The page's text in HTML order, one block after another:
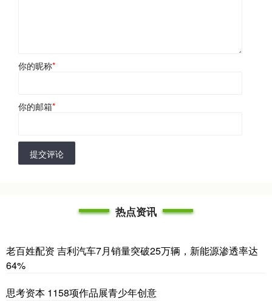
你的昵称*
你的邮箱*
提交评论
热点资讯
老百姓配资 吉利汽车7月销量突破25万辆，新能源渗透率达
64%
思考资本 1158项作品展青少年创意